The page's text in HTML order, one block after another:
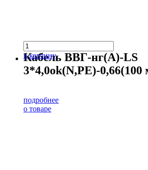
в корзину
Кабель ВВГ-нг(А)-LS
3*4,0ok(N,PE)-0,66(100
подробнее
о товаре